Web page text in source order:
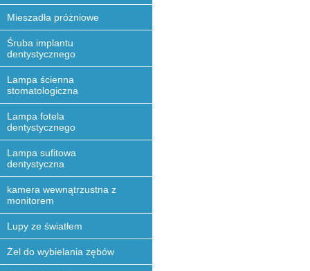
Mieszadła próżniowe
Śruba implantu
dentystycznego
Lampa ścienna
stomatologiczna
Lampa fotela
dentystycznego
Lampa sufitowa
dentystyczna
kamera wewnątrzustna z
monitorem
Lupy ze światłem
Żel do wybielania zębów